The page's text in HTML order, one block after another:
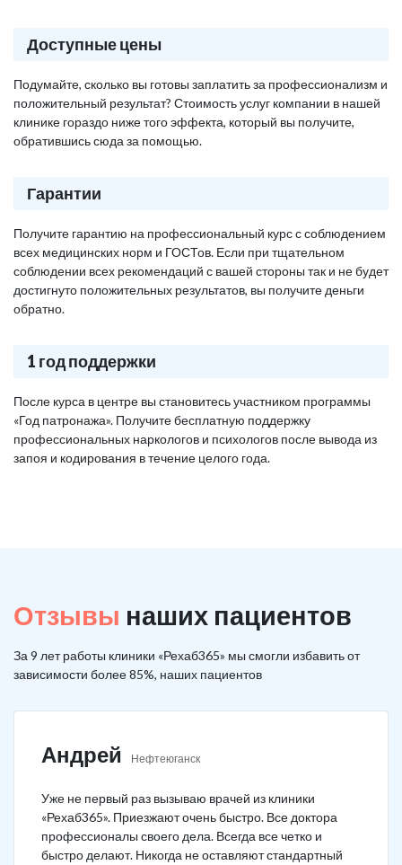
Доступные цены
Подумайте, сколько вы готовы заплатить за профессионализм и
положительный результат? Стоимость услуг компании в нашей
клинике гораздо ниже того эффекта, который вы получите,
обратившись сюда за помощью.
Гарантии
Получите гарантию на профессиональный курс с соблюдением
всех медицинских норм и ГОСТов. Если при тщательном
соблюдении всех рекомендаций с вашей стороны так и не будет
достигнуто положительных результатов, вы получите деньги
обратно.
1 год поддержки
После курса в центре вы становитесь участником программы
«Год патронажа». Получите бесплатную поддержку
профессиональных наркологов и психологов после вывода из
запоя и кодирования в течение целого года.
Отзывы наших пациентов
За 9 лет работы клиники «Рехаб365» мы смогли избавить от
зависимости более 85%, наших пациентов
Андрей Нефтеюганск
Уже не первый раз вызываю врачей из клиники
«Рехаб365». Приезжают очень быстро. Все доктора
профессионалы своего дела. Всегда все четко и
быстро делают. Никогда не оставляют стандартный